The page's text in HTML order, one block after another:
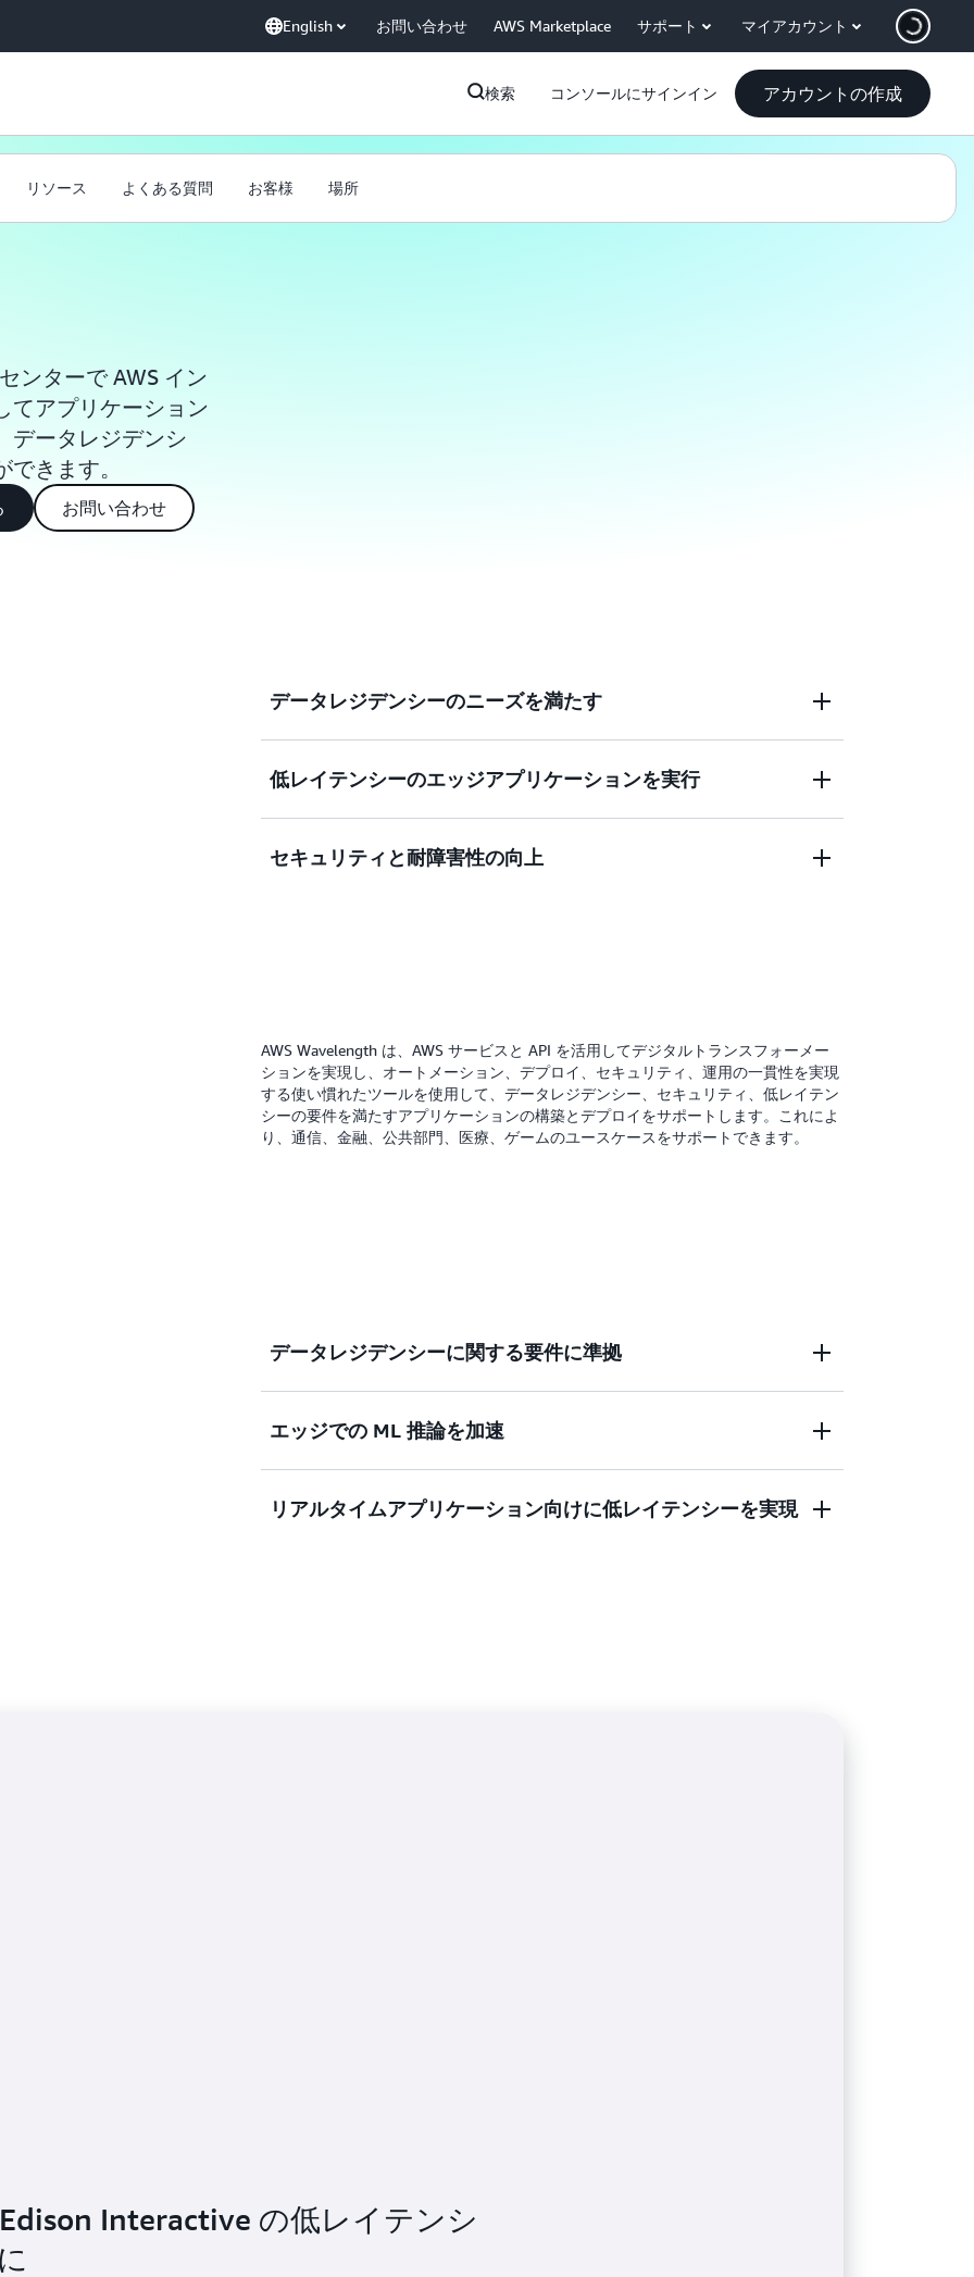
English お問い合わせ AWS Marketplace サポート マイアカウント
検索 コンソールにサインイン アカウントの作成
リソース よくある質問 お客様 場所
ンターで AWS イン
てアプリケーション
データレジデンシ
きます。
お問い合わせ
データレジデンシーのニーズを満たす
AWS Wavelength を使用すると、データは指定した地理的境界内に留
リティ境界を提供する、デジタル主権に対応した設計です。
低レイテンシーのエッジアプリケーションを実行
高速通信事業者接続と AWS Wavelength コンピューティングおよびス
セキュリティと耐障害性の向上
ます。
AWS Wavelength は、AWS サービスと API を活用してデジタルトランスフォーメー
ションを実現し、オートメーション、デプロイ、セキュリティ、運用の一貫性を実現
する使い慣れたツールを使用して、データレジデンシー、セキュリティ、低レイテン
シーの要件を満たすアプリケーションの構築とデプロイをサポートします。これによ
り、通信、金融、公共部門、医療、ゲームのユースケースをサポートできます。
データレジデンシーに関する要件に準拠
きめ細かなデータレジデンシーコントロールを使用して Wavelength
デンシー要件を満たすためのさらなる選択肢を提供します。
エッジでの ML 推論を加速
エッジでの人工知能 (AI) と機械学習 (ML) 駆動型の動画および画像分析
リアルタイムアプリケーション向けに低レイテンシーを実現
Interactive の低レイテンシ